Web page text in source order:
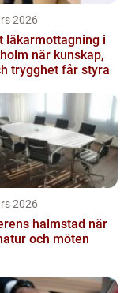
2026
läkarmottagning i
kunskap,
trygghet får styra
2026
halmstad när
och möten